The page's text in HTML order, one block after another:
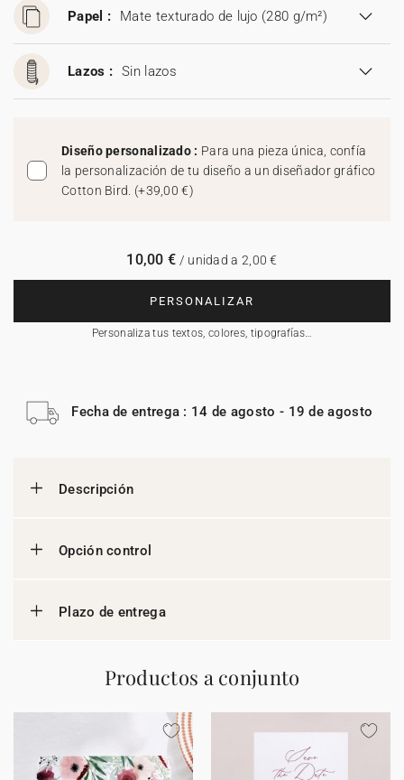
Papel : Mate texturado de lujo (280 g/m²)
Lazos : Sin lazos
Diseño personalizado : Para una pieza única, confía
la personalización de tu diseño a un diseñador gráfico
Cotton Bird. (+39,00 €)
PERSONALIZAR
Personaliza tus textos, colores, tipografías…
10,00 € / unidad a 2,00 €
Fecha de entrega : 14 de agosto - 19 de agosto
Descripción
Opción control
Plazo de entrega
Productos a conjunto